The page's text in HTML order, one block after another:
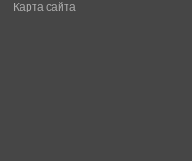
Карта сайта